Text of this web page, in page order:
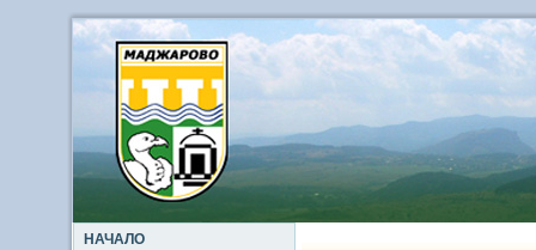
НАЧАЛО